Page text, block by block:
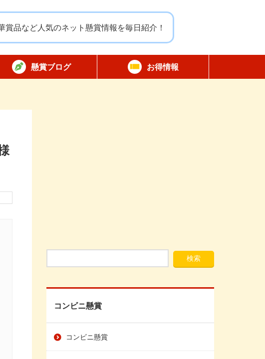
賞品など人気のネット懸賞情報を毎日紹介！
懸賞ブログ お得情報
コンビニ懸賞
コンビニ懸賞